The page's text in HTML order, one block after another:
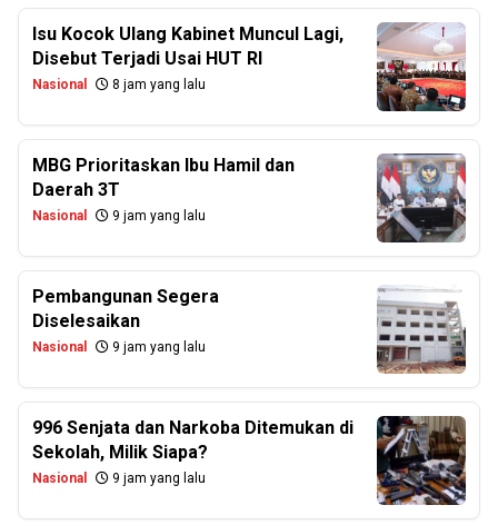
Isu Kocok Ulang Kabinet Muncul Lagi,
Disebut Terjadi Usai HUT RI
Nasional 8 jam yang lalu
MBG Prioritaskan Ibu Hamil dan
Daerah 3T
Nasional 9 jam yang lalu
Pembangunan Segera
Diselesaikan
Nasional 9 jam yang lalu
996 Senjata dan Narkoba Ditemukan di
Sekolah, Milik Siapa?
Nasional 9 jam yang lalu